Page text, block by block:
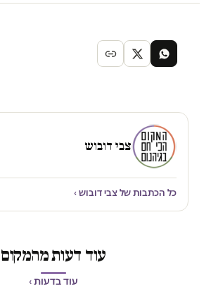
צבי דובוש
כל הכתבות של צבי דובוש ›
עוד דעות מהמקום
עוד בדעות ›